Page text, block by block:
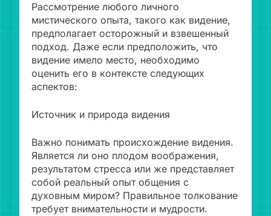
Рассмотрение любого личного
мистического опыта, такого как видение,
предполагает осторожный и взвешенный
подход. Даже если предположить, что
видение имело место, необходимо
оценить его в контексте следующих
аспектов:
Источник и природа видения
Важно понимать происхождение видения.
Является ли оно плодом воображения,
результатом стресса или же представляет
собой реальный опыт общения с
духовным миром? Правильное толкование
требует внимательности и мудрости.